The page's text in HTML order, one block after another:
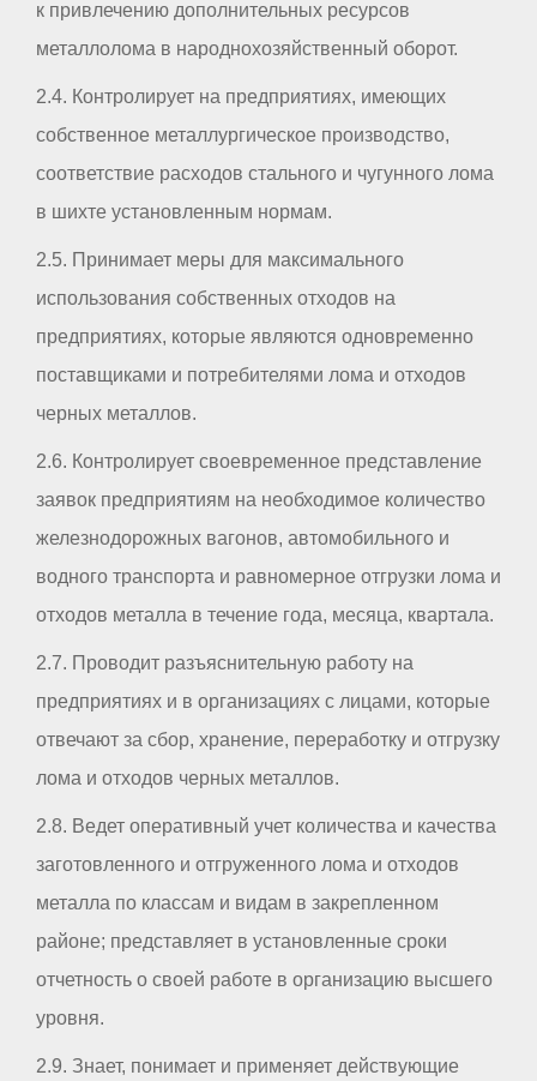
к привлечению дополнительных ресурсов
металлолома в народнохозяйственный оборот.
2.4. Контролирует на предприятиях, имеющих
собственное металлургическое производство,
соответствие расходов стального и чугунного лома
в шихте установленным нормам.
2.5. Принимает меры для максимального
использования собственных отходов на
предприятиях, которые являются одновременно
поставщиками и потребителями лома и отходов
черных металлов.
2.6. Контролирует своевременное представление
заявок предприятиям на необходимое количество
железнодорожных вагонов, автомобильного и
водного транспорта и равномерное отгрузки лома и
отходов металла в течение года, месяца, квартала.
2.7. Проводит разъяснительную работу на
предприятиях и в организациях с лицами, которые
отвечают за сбор, хранение, переработку и отгрузку
лома и отходов черных металлов.
2.8. Ведет оперативный учет количества и качества
заготовленного и отгруженного лома и отходов
металла по классам и видам в закрепленном
районе; представляет в установленные сроки
отчетность о своей работе в организацию высшего
уровня.
2.9. Знает, понимает и применяет действующие